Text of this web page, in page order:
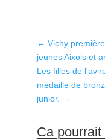
← Vichy
jeunes Aixois et
Les filles de
médaille de
junior. →
Ca